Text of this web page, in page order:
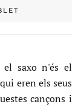
el saxo n'és el
eren els seus
cançons i